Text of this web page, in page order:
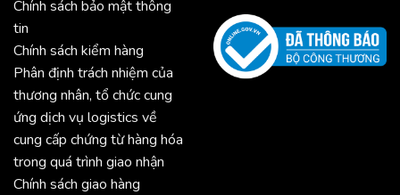
Chính sách bảo mật thông
tin
Chính sách kiểm hàng
Phân định trách nhiệm của
thương nhân, tổ chức cung
ứng dịch vụ logistics về
cung cấp chứng từ hàng hóa
trong quá trình giao nhận
Chính sách giao hàng